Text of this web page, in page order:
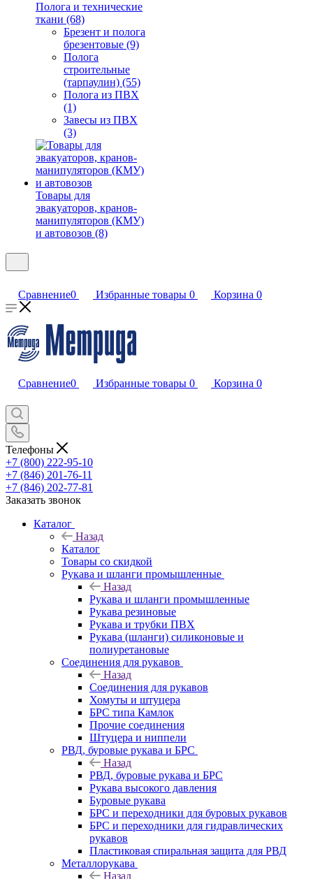
Полога и технические
ткани (68)
Брезент и полога
брезентовые (9)
Полога
строительные
(тарпаулин) (55)
Полога из ПВХ
(1)
Завесы из ПВХ
(3)
Товары для
эвакуаторов, кранов-
манипуляторов (КМУ)
и автовозов (8)
Сравнение0 Избранные товары 0 Корзина 0
Сравнение0 Избранные товары 0 Корзина 0
Телефоны
+7 (800) 222-95-10
+7 (846) 201-76-11
+7 (846) 202-77-81
Заказать звонок
Каталог
Назад
Каталог
Товары со скидкой
Рукава и шланги промышленные
Назад
Рукава и шланги промышленные
Рукава резиновые
Рукава и трубки ПВХ
Рукава (шланги) силиконовые и
полиуретановые
Соединения для рукавов
Назад
Соединения для рукавов
Хомуты и штуцера
БРС типа Камлок
Прочие соединения
Штуцера и ниппели
РВД, буровые рукава и БРС
Назад
РВД, буровые рукава и БРС
Рукава высокого давления
Буровые рукава
БРС и переходники для буровых рукавов
БРС и переходники для гидравлических
рукавов
Пластиковая спиральная защита для РВД
Металлорукава
Назад